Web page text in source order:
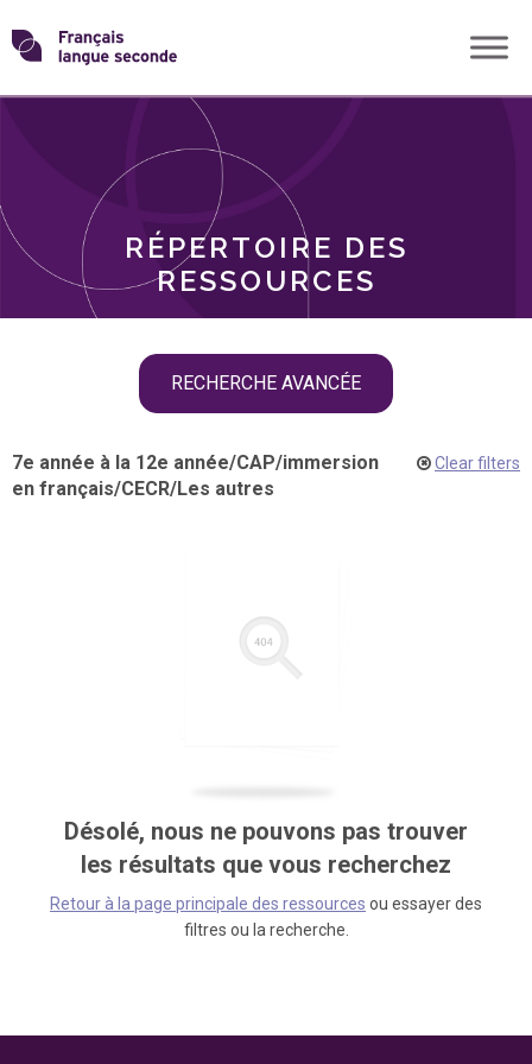
Skip
toTransformons
langue
RÉPERTOIRE DES
RESSOURCES
RECHERCHE AVANCÉE
THÈMES
7e année à la 12e année/CAP/immersion
en français/CECR/Les autres
Clear filters
Désolé, nous ne pouvons pas trouver
les résultats que vous recherchez
Retour à la page principale des ressources ou essayer des
filtres ou la recherche.